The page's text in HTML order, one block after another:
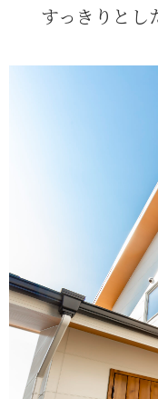
すっきりとし